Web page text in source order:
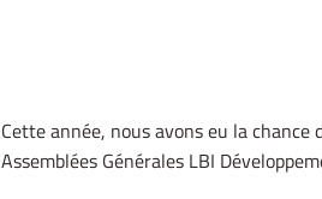
Cette année, nous avons eu la
Assemblées Générales LBI